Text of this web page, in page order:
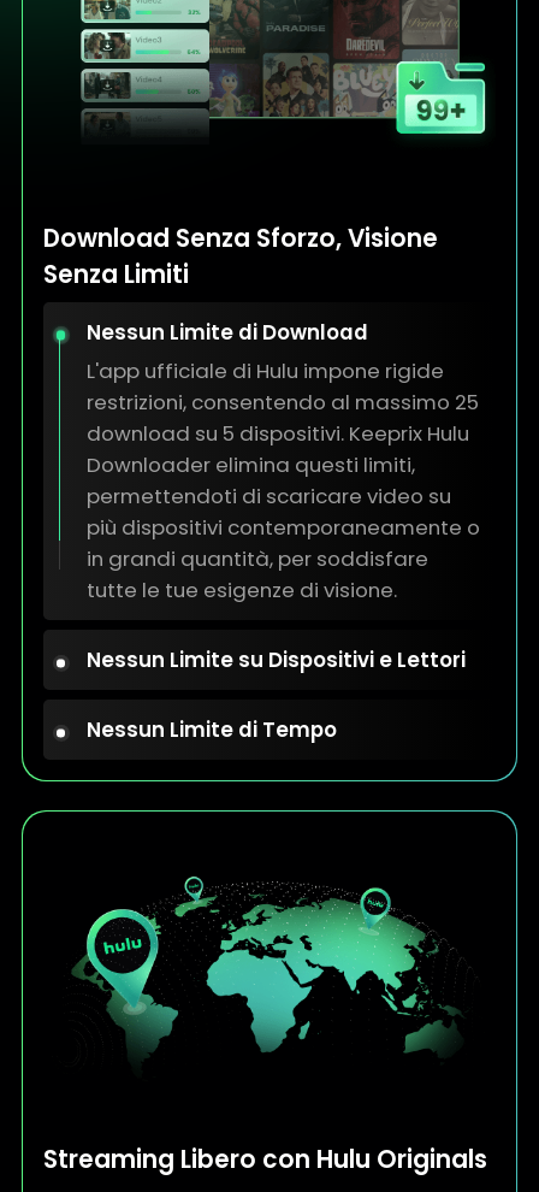
Download Senza Sforzo, Visione
Senza Limiti
Nessun Limite di Download
L'app ufficiale di Hulu impone rigide
restrizioni, consentendo al massimo 25
download su 5 dispositivi. Keeprix Hulu
Downloader elimina questi limiti,
permettendoti di scaricare video su
più dispositivi contemporaneamente o
in grandi quantità, per soddisfare
tutte le tue esigenze di visione.
Nessun Limite su Dispositivi e Lettori
Nessun Limite di Tempo
Streaming Libero con Hulu Originals